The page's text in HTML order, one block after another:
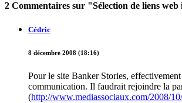
2 Commentaires sur "Sélection de liens web
Cédric
8 décembre 2008 (18:16)
Pour le site Banker Stories,
communication. Il faudrait rejoindre la
(http://www.mediassociaux.com/2008/